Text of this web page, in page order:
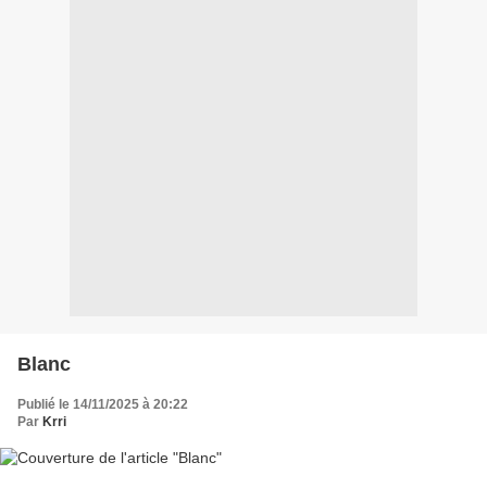
Blanc
Publié le 14/11/2025 à 20:22
Par Krri